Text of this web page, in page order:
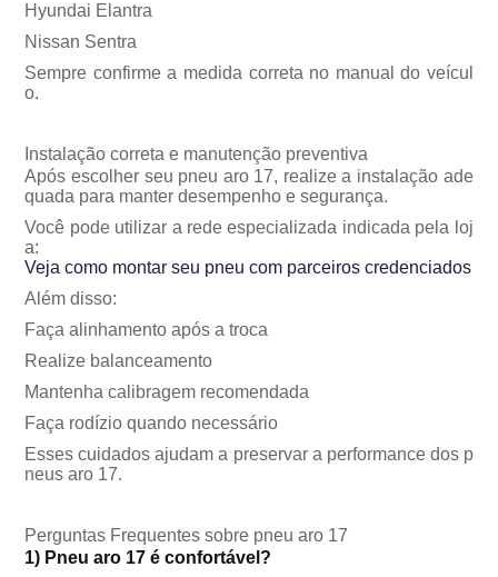
Hyundai Elantra
Nissan Sentra
Sempre confirme a medida correta no manual do veícul
o.
Instalação correta e manutenção preventiva
Após escolher seu pneu aro 17, realize a instalação ade
quada para manter desempenho e segurança.
Você pode utilizar a rede especializada indicada pela loj
a:
Veja como montar seu pneu com parceiros credenciados
Além disso:
Faça alinhamento após a troca
Realize balanceamento
Mantenha calibragem recomendada
Faça rodízio quando necessário
Esses cuidados ajudam a preservar a performance dos p
neus aro 17.
Perguntas Frequentes sobre pneu aro 17
1) Pneu aro 17 é confortável?